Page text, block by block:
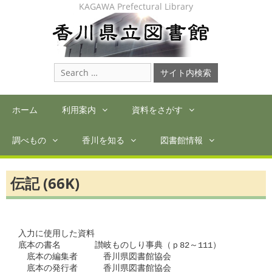
KAGAWA Prefectural Library
Search
for:
ホーム 利用案内 資料をさがす
調べもの 香川を知る 図書館情報
伝記 (66K)
入力に使用した資料
底本の書名　　　　讃岐ものしり事典（ｐ82～111）
底本の編集者　　　香川県図書館協会
底本の発行者　　　香川県図書館協会